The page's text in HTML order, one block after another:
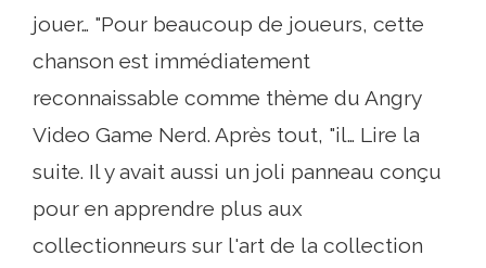
jouer… "Pour beaucoup de joueurs, cette
chanson est immédiatement
reconnaissable comme thème du Angry
Video Game Nerd. Après tout, "il… Lire la
suite. Il y avait aussi un joli panneau conçu
pour en apprendre plus aux
collectionneurs sur l'art de la collection